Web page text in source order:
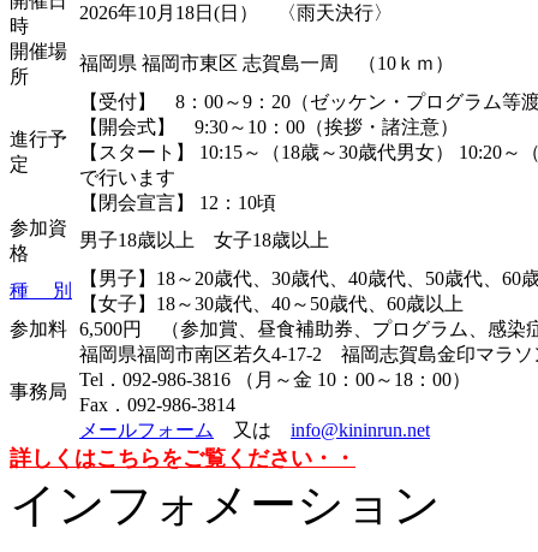
時
2026年10月18日(日） 〈雨天決行〉
開催場
所
福岡県 福岡市東区 志賀島一周 （10ｋｍ）
進行予
定
【受付】 8：00～9：20（ゼッケン・プログラム等
【開会式】 9:30～10：00（挨拶・諸注意）
【スタート】 10:15～（18歳～30歳代男女）
で行います
【閉会宣言】 12：10頃
参加資
格
男子18歳以上 女子18歳以上
種 別
【男子】18～20歳代、30歳代、40歳代、50歳代、60
【女子】18～30歳代、40～50歳代、60歳以上
参加料 6,500円 （参加賞、昼食補助券、プログラム、感染
事務局
福岡県福岡市南区若久4-17-2 福岡志賀島金印マラソ
Tel．092-986-3816 （月～金 10：00～18：00）
Fax．092-986-3814
メールフォーム
又は info@kininrun.net
詳しくはこちらをご覧ください・・
インフォメーション